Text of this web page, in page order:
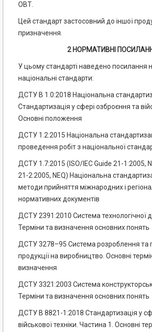
ОВТ.
Цей стандарт застосовний до іншої
призначення.
2 НОРМАТИВНІ
У цьому стандарті наведено посилання
національні стандарти:
ДСТУ В 1.0:2018 Національна
Стандартизація у сфері озброєння та
Основні положення
ДСТУ 1.2:2015 Національна
проведення робіт з національної
ДСТУ 1.7:2015 (ISO/IEC Guide 21-1:2005,
21-2:2005, NEQ) Національна
методи прийняття міжнародних і
нормативних документів
ДСТУ 2391:2010 Система технологічної
Терміни та визначення основних понять
ДСТУ 3278–95 Система розроблення та
продукції на виробництво. Основні
визначення
ДСТУ 3321:2003 Система
Терміни та визначення основних понять
ДСТУ В 8821-1:2018 Стандартизація у
військової техніки. Частина 1. Основні